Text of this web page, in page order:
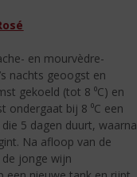
en mourvèdre-
nachts geoogst en
gekoeld (tot 8 ⁰C) en
ondergaat bij 8 ⁰C een
5 dagen duurt, waarna
Na afloop van de
jonge wijn